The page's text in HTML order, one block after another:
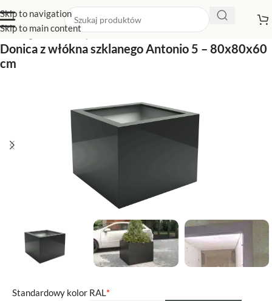
Skip to navigation
Skip to main content
Strona główna/Sklep z donicami/Donice kwadratowe
Donica z włókna szklanego Antonio 5 – 80x80x60
cm
*
Standardowy kolor RAL